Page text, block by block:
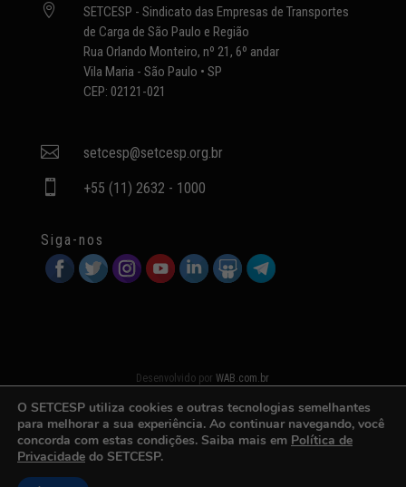

SETCESP - Sindicato das Empresas de Transportes
de Carga de São Paulo e Região
Rua Orlando Monteiro, nº 21, 6º andar
Vila Maria - São Paulo • SP
CEP: 02121-021
 setcesp@setcesp.org.br
 +55 (11) 2632 - 1000
Siga-nos
Desenvolvido porWAB.com.br
O SETCESP utiliza cookies e outras tecnologias semelhantes
para melhorar a sua experiência. Ao continuar navegando, você
concorda com estas condições. Saiba mais em Política de
Privacidade do SETCESP.